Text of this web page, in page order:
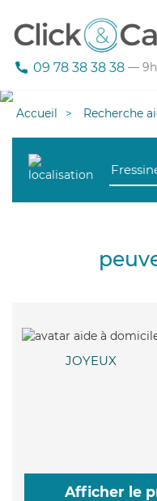
09 78 38 38 38 —
Accueil Recherche
JOYEUX
Afficher le